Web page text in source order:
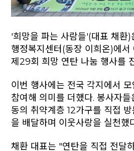
'희망을 파는 사람들'(대표 채환)
행정복지센터(동장 이희온)에
제29회 희망 연탄 나눔 행사를
이번 행사에는 전국 각지에서
참여해 의미를 더했다. 봉사자들
동의 취약계층 12가구를 직접
을 배달하며 이웃사랑을 실천했
채환 대표는 "연탄을 직접 전달